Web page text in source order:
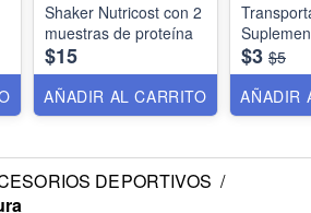
Shaker Nutricost con 2
muestras de proteína
$15
AÑADIR AL CARRITO
$3 $5
AÑADIR
DEPORTIVOS /